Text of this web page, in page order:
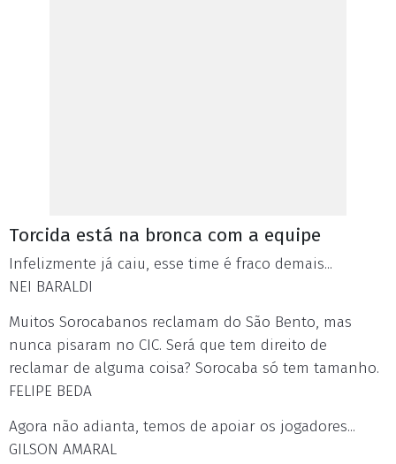
Torcida está na bronca com a equipe
Infelizmente já caiu, esse time é fraco demais...
NEI BARALDI
Muitos Sorocabanos reclamam do São Bento, mas
nunca pisaram no CIC. Será que tem direito de
reclamar de alguma coisa? Sorocaba só tem tamanho.
FELIPE BEDA
Agora não adianta, temos de apoiar os jogadores...
GILSON AMARAL